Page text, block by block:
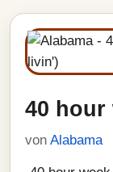
40 hour
von Alabama